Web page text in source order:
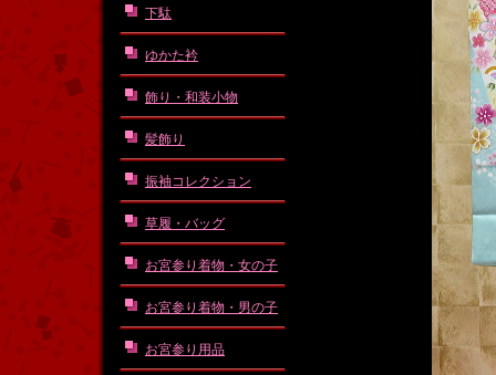
下駄
ゆかた衿
飾り・和装小物
髪飾り
振袖コレクション
草履・バッグ
お宮参り着物・女の子
お宮参り着物・男の子
お宮参り用品